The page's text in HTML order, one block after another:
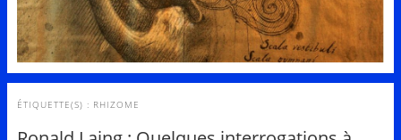
ÉTIQUETTE(S) : RHIZOME